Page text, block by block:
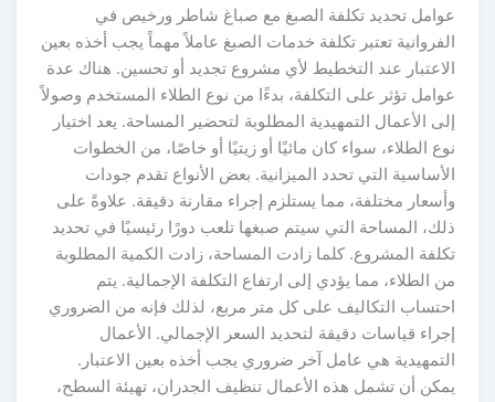
عوامل تحديد تكلفة الصبغ مع صباغ شاطر ورخيص في
الفروانية تعتبر تكلفة خدمات الصبغ عاملاً مهماً يجب أخذه بعين
الاعتبار عند التخطيط لأي مشروع تجديد أو تحسين. هناك عدة
عوامل تؤثر على التكلفة، بدءًا من نوع الطلاء المستخدم وصولاً
إلى الأعمال التمهيدية المطلوبة لتحضير المساحة. يعد اختيار
نوع الطلاء، سواء كان مائيًا أو زيتيًا أو خاصًا، من الخطوات
الأساسية التي تحدد الميزانية. بعض الأنواع تقدم جودات
وأسعار مختلفة، مما يستلزم إجراء مقارنة دقيقة. علاوةً على
ذلك، المساحة التي سيتم صبغها تلعب دورًا رئيسيًا في تحديد
تكلفة المشروع. كلما زادت المساحة، زادت الكمية المطلوبة
من الطلاء، مما يؤدي إلى ارتفاع التكلفة الإجمالية. يتم
احتساب التكاليف على كل متر مربع، لذلك فإنه من الضروري
إجراء قياسات دقيقة لتحديد السعر الإجمالي. الأعمال
التمهيدية هي عامل آخر ضروري يجب أخذه بعين الاعتبار.
يمكن أن تشمل هذه الأعمال تنظيف الجدران، تهيئة السطح،